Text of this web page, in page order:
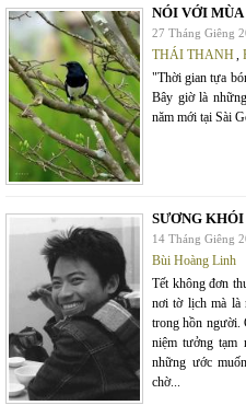
NÓI VỚI MÙA
27 Tháng Giêng
THÁI THANH,
"Thời gian tựa
Bây giờ là
năm mới tại Sài
SƯƠNG
14 Tháng Giêng
Bùi Hoàng Linh
Tết không đơn
nơi tờ lịch mà là
trong hồn người.
niệm tưởng tạm
những ước
chờ...